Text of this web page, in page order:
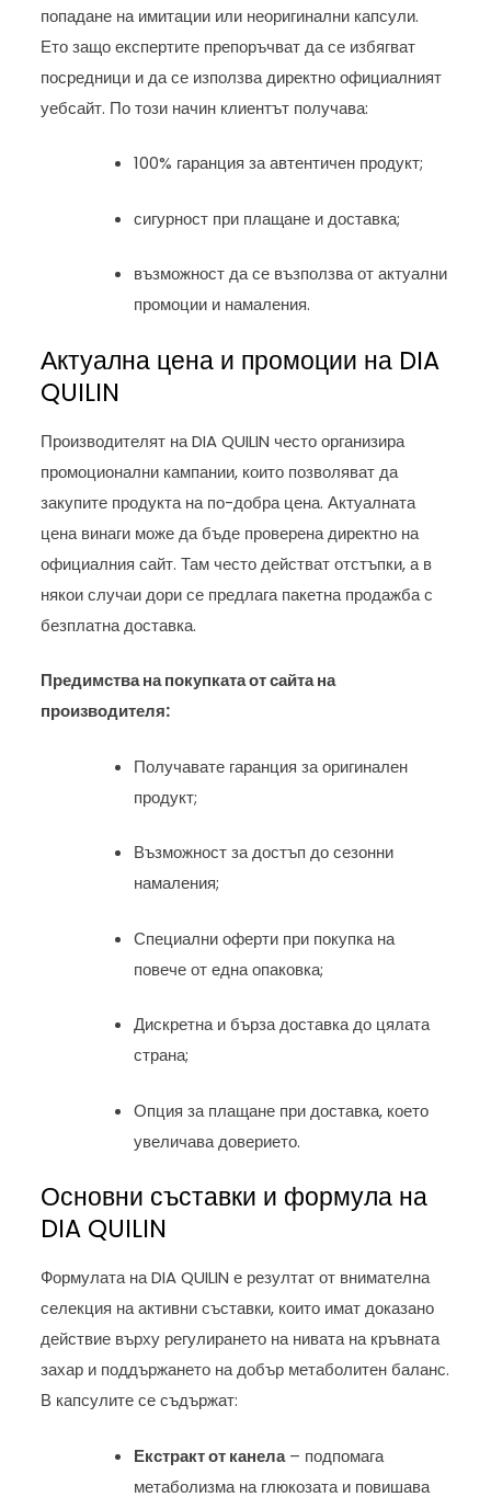
попадане на имитации или неоригинални капсули.
Ето защо експертите препоръчват да се избягват
посредници и да се използва директно официалният
уебсайт. По този начин клиентът получава:
100% гаранция за автентичен продукт;
сигурност при плащане и доставка;
възможност да се възползва от актуални
промоции и намаления.
Актуална цена и промоции на DIA
QUILIN
Производителят на DIA QUILIN често организира
промоционални кампании, които позволяват да
закупите продукта на по-добра цена. Актуалната
цена винаги може да бъде проверена директно на
официалния сайт. Там често действат отстъпки, а в
някои случаи дори се предлага пакетна продажба с
безплатна доставка.
Предимства на покупката от сайта на
производителя:
Получавате гаранция за оригинален
продукт;
Възможност за достъп до сезонни
намаления;
Специални оферти при покупка на
повече от една опаковка;
Дискретна и бърза доставка до цялата
страна;
Опция за плащане при доставка, което
увеличава доверието.
Основни съставки и формула на
DIA QUILIN
Формулата на DIA QUILIN е резултат от внимателна
селекция на активни съставки, които имат доказано
действие върху регулирането на нивата на кръвната
захар и поддържането на добър метаболитен баланс.
В капсулите се съдържат:
Екстракт от канела– подпомага
метаболизма на глюкозата и повишава